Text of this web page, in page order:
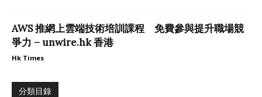
AWS 推網上雲端技術培訓課程 免費參與提升職場競
爭力 – unwire.hk 香港
Hk Times
分類目錄